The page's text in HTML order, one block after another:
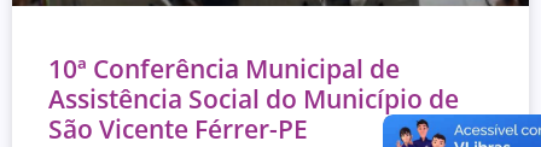
10ª Conferência Municipal de
Assistência Social do Município de
São Vicente Férrer-PE